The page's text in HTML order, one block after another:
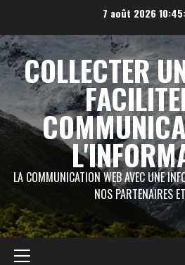
contenu
7 août 2026
COLLECTER
LA COMMUNICATION WEB AVEC UNE
NOS PARTENAIRES
Menu